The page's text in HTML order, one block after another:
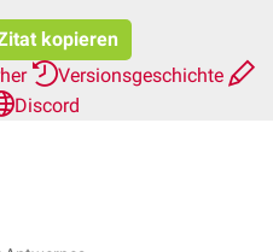
kopieren
Versionsgeschichte
Discord